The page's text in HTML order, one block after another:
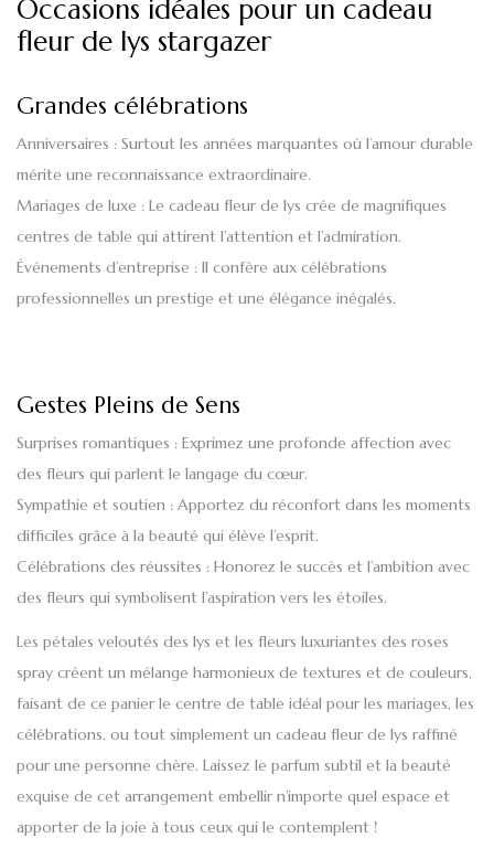
Occasions idéales pour un cadeau
fleur de lys stargazer
Grandes célébrations
Anniversaires : Surtout les années marquantes où l’amour durable
mérite une reconnaissance extraordinaire.
Mariages de luxe : Le cadeau fleur de lys crée de magnifiques
centres de table qui attirent l’attention et l’admiration.
Événements d’entreprise : Il confère aux célébrations
professionnelles un prestige et une élégance inégalés.
Gestes Pleins de Sens
Surprises romantiques : Exprimez une profonde affection avec
des fleurs qui parlent le langage du cœur.
Sympathie et soutien : Apportez du réconfort dans les moments
difficiles grâce à la beauté qui élève l’esprit.
Célébrations des réussites : Honorez le succès et l’ambition avec
des fleurs qui symbolisent l’aspiration vers les étoiles.
Les pétales veloutés des lys et les fleurs luxuriantes des roses
spray créent un mélange harmonieux de textures et de couleurs,
faisant de ce panier le centre de table idéal pourles mariages, les
célébrations, ou tout simplement un cadeau fleur de lys raffiné
pour une personne chère. Laissez le parfum subtil et la beauté
exquise de cet arrangement embellir n’importe quel espace et
apporter de la joie à tous ceux qui le contemplent !